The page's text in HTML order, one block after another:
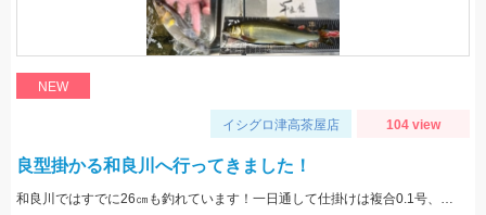
NEW
イシグロ津高茶屋店 104 view
良型掛かる和良川へ行ってきました！
和良川ではすでに26㎝も釣れています！一日通して仕掛けは複合0.1号、中ハリス1号、針7.5号を使用しました。